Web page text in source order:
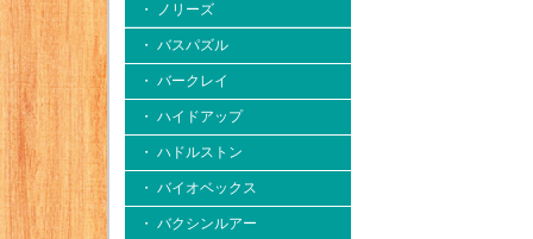
・ ノリーズ
・ バスパズル
・ バークレイ
・ ハイドアップ
・ ハドルストン
・ バイオベックス
・ バクシンルアー